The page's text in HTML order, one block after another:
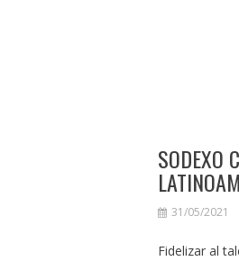
SODEXO
31/05/2021
Fidelizar al